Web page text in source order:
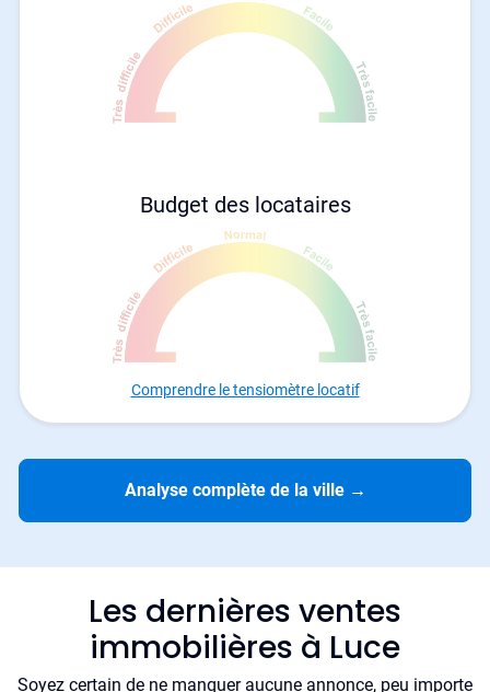
Budget des locataires
Comprendre le tensiomètre locatif
Analyse complète de la ville →
Les dernières ventes
immobilières à Luce
Soyez certain de ne manquer aucune annonce, peu importe